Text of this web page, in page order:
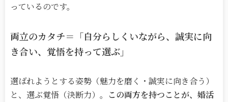
っているのです。
両立のカタチ＝「自分らしくいながら、誠実に向
き合い、覚悟を持って選ぶ」
選ばれようとする姿勢（魅力を磨く・誠実に向き合う）
と、選ぶ覚悟（決断力）。
この両方を持つことが、婚活